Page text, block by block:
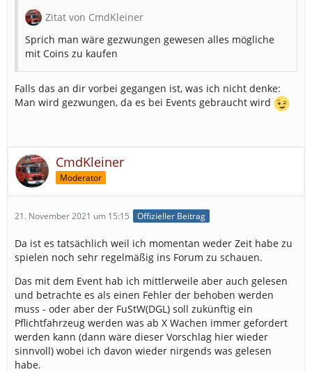
Zitat von CmdKleiner
Sprich man wäre gezwungen gewesen alles mögliche
mit Coins zu kaufen
Falls das an dir vorbei gegangen ist, was ich nicht denke:
Man wird gezwungen, da es bei Events gebraucht wird
CmdKleiner
Moderator
21. November 2021 um 15:15 Offizieller Beitrag
Da ist es tatsächlich weil ich momentan weder Zeit habe zu
spielen noch sehr regelmäßig ins Forum zu schauen.
Das mit dem Event hab ich mittlerweile aber auch gelesen
und betrachte es als einen Fehler der behoben werden
muss - oder aber der FuStW(DGL) soll zukünftig ein
Pflichtfahrzeug werden was ab X Wachen immer gefordert
werden kann (dann wäre dieser Vorschlag hier wieder
sinnvoll) wobei ich davon wieder nirgends was gelesen
habe.